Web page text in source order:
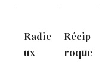
Radie
ux
Récip
roque